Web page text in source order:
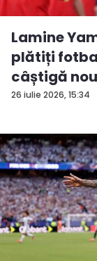
26 iulie 2026, 15:34
Lamine
plătiți
câștigă